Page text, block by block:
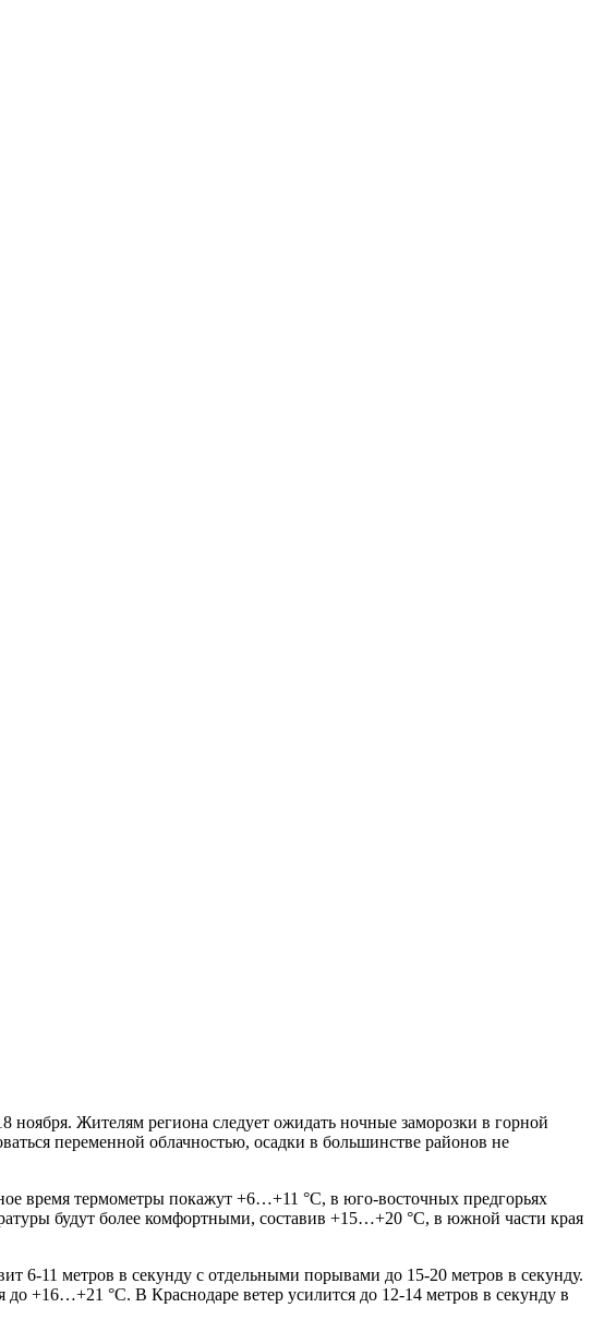
Жителям региона следует ожидать ночные заморозки в горной
переменной облачностью, осадки в большинстве районов не
время термометры покажут +6…+11 °С, в юго-восточных предгорьях
будут более комфортными, составив +15…+20 °С, в южной части края
6-11 метров в секунду с отдельными порывами до 15-20 метров в секунду.
+16…+21 °С. В Краснодаре ветер усилится до 12-14 метров в секунду в